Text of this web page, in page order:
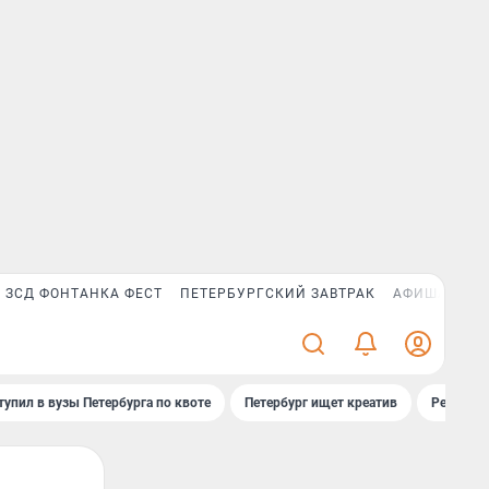
ЗСД ФОНТАНКА ФЕСТ ПЕТЕРБУРГСКИЙ ЗАВТРАК АФИША PLUS
в вузы Петербурга по квоте Петербург ищет креатив